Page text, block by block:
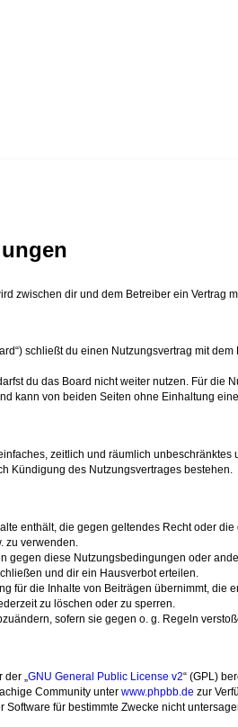
zwischen dir und dem Betreiber ein
schließt du einen Nutzungsvertrag mit
du das Board nicht weiter nutzen. Für
kann von beiden Seiten ohne Einhaltung
zeitlich und räumlich
Kündigung des Nutzungsvertrages bestehen.
enthält, die gegen geltendes Recht oder
zu verwenden.
gegen diese Nutzungsbedingungen oder
und dir ein Hausverbot erteilen.
für die Inhalte von Beiträgen übernimmt,
zu löschen oder zu sperren.
sofern sie gegen o. g. Regeln
der „GNU General Public License v2“ (GPL)
Community unter www.phpbb.de zur
für bestimmte Zwecke nicht